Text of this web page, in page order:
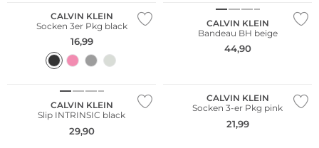
CALVIN KLEIN
Socken 3er Pkg black
16,99
CALVIN KLEIN
Bandeau BH beige
44,90
CALVIN KLEIN
Slip INTRINSIC black
29,90
CALVIN KLEIN
Socken 3-er Pkg pink
21,99